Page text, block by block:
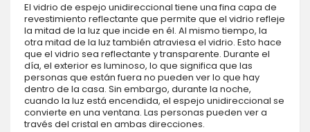
El vidrio de espejo unidireccional tiene una fina capa de
revestimiento reflectante que permite que el vidrio refleje
la mitad de la luz que incide en él. Al mismo tiempo, la
otra mitad de la luz también atraviesa el vidrio. Esto hace
que el vidrio sea reflectante y transparente. Durante el
día, el exterior es luminoso, lo que significa que las
personas que están fuera no pueden ver lo que hay
dentro de la casa. Sin embargo, durante la noche,
cuando la luz está encendida, el espejo unidireccional se
convierte en una ventana. Las personas pueden ver a
través del cristal en ambas direcciones.